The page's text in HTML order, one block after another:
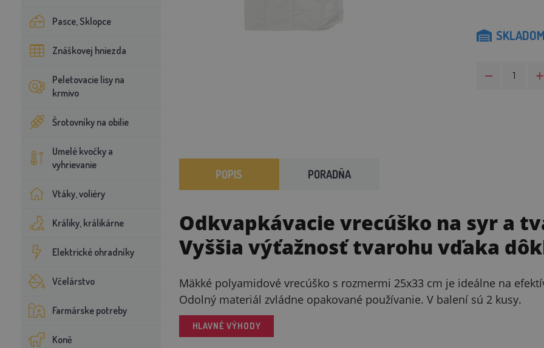
Pasce, Sklopce
Znáškovej hniezda
Peletovacie lisy na
krmivo
Šrotovníky na obilie
Umelé kvočky a
vyhrievanie
Vtáky, voliéry
Králiky, králikárne
Elektrické ohradníky
Včelárstvo
Farmárske potreby
Koně
POPIS PORADŇA
Odkvapkávacie vrecúško na syr a
Vyššia výťažnosť tvarohu vďaka
Mäkké polyamidové vrecúško s rozmermi 25x33 cm je ideálne na
Odolný materiál zvládne opakované používanie. V balení sú 2 kusy.
HLAVNÉ VÝHODY